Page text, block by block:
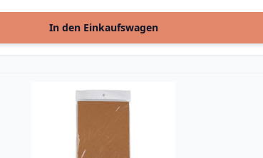
In den Einkaufswagen